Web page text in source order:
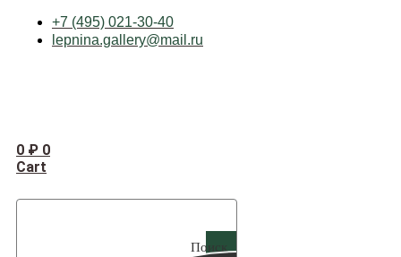
+7 (495) 021-30-40
lepnina.gallery@mail.ru
0 ₽ 0
Cart
Поиск